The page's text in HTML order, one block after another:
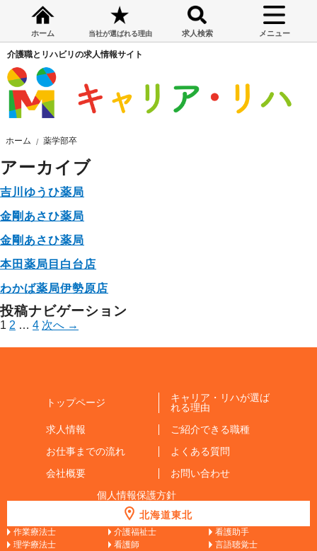
ホーム 当社が選ばれる理由 求人検索 メニュー
介護職とリハビリの求人情報サイト
ホーム 薬学部卒
アーカイブ
吉川ゆうひ薬局
金剛あさひ薬局
金剛あさひ薬局
本田薬局目白台店
わかば薬局伊勢原店
投稿ナビゲーション
1 2 … 4 次へ →
トップページ
キャリア・リハが選ば
れる理由
求人情報
ご紹介できる職種
お仕事までの流れ
よくある質問
会社概要
お問い合わせ
個人情報保護方針
北海道東北
作業療法士 介護福祉士
看護助手
理学療法士
看護師
言語聴覚士